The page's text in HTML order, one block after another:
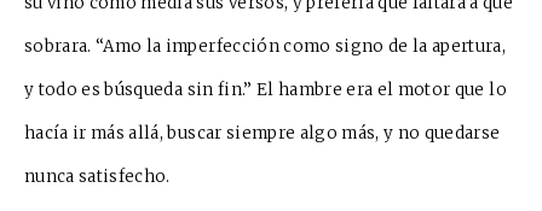
sobrara. “Amo la imperfección como signo de la apertura,
y todo es búsqueda sin fin.” El hambre era el motor que lo
hacía ir más allá, buscar siempre algo más, y no quedarse
nunca satisfecho.